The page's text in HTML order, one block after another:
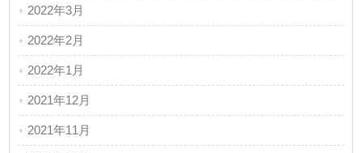
2022年3月
2022年2月
2022年1月
2021年12月
2021年11月